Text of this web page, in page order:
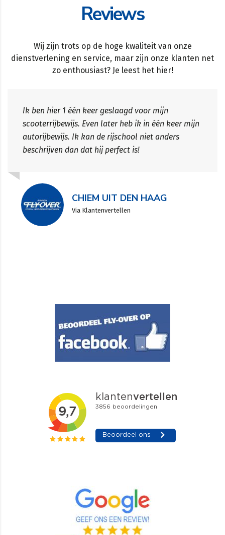
Reviews
Wij zijn trots op de hoge kwaliteit van onze
dienstverlening en service, maar zijn onze klanten net
zo enthousiast? Je leest het hier!
Ik ben hier 1 één keer geslaagd voor mijn
scooterrijbewijs. Even later heb ik in één keer mijn
autorijbewijs. Ik kan de rijschool niet anders
beschrijven dan dat hij perfect is!
CHIEM UIT DEN HAAG
Via Klantenvertellen